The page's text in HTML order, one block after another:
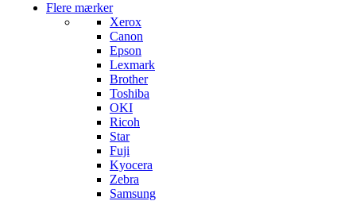
Flere mærker
Xerox
Canon
Epson
Lexmark
Brother
Toshiba
OKI
Ricoh
Star
Fuji
Kyocera
Zebra
Samsung